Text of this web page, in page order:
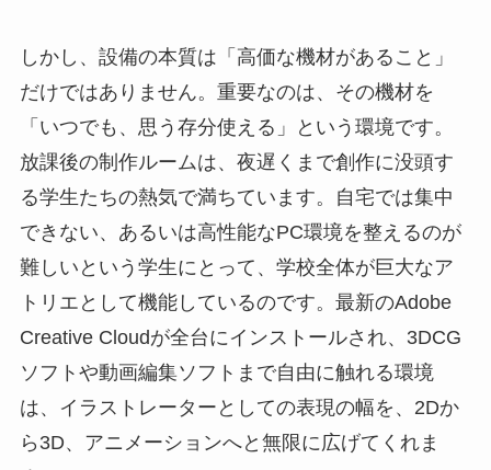
しかし、設備の本質は「高価な機材があること」
だけではありません。重要なのは、その機材を
「いつでも、思う存分使える」という環境です。
放課後の制作ルームは、夜遅くまで創作に没頭す
る学生たちの熱気で満ちています。自宅では集中
できない、あるいは高性能なPC環境を整えるのが
難しいという学生にとって、学校全体が巨大なア
トリエとして機能しているのです。最新のAdobe
Creative Cloudが全台にインストールされ、3DCG
ソフトや動画編集ソフトまで自由に触れる環境
は、イラストレーターとしての表現の幅を、2Dか
ら3D、アニメーションへと無限に広げてくれま